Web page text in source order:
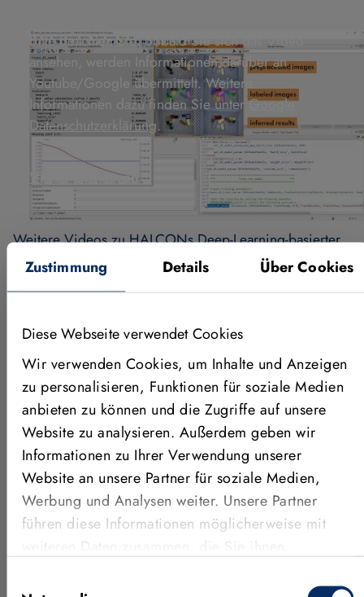
Zustimmung Details Über Cookies
Diese Webseite verwendet Cookies
Wir verwenden Cookies, um Inhalte und Anzeigen
zu personalisieren, Funktionen für soziale Medien
anbieten zu können und die Zugriffe auf unsere
Website zu analysieren. Außerdem geben wir
Informationen zu Ihrer Verwendung unserer
Website an unsere Partner für soziale Medien,
Werbung und Analysen weiter. Unsere Partner
führen diese Informationen möglicherweise mit
Nutzung der Dienste gesammelt haben.
Bitte beachten Sie: Sobald Sie sich das Video
ansehen, werden Informationen darüber an
Youtube/Google übermittelt. Weitere
Informationen dazu finden Sie unterGoogle
Datenschutzerklärung.
Video aktivieren
Weitere Videos zu HALCONs Deep-Learning-basierter
Objektdetektion:
1. Einführung & Vorbereitung des Datensatzes
3. Evaluieren des trainierten Modells
4. Anwenden des Modells (Inferenz)
Weitere News